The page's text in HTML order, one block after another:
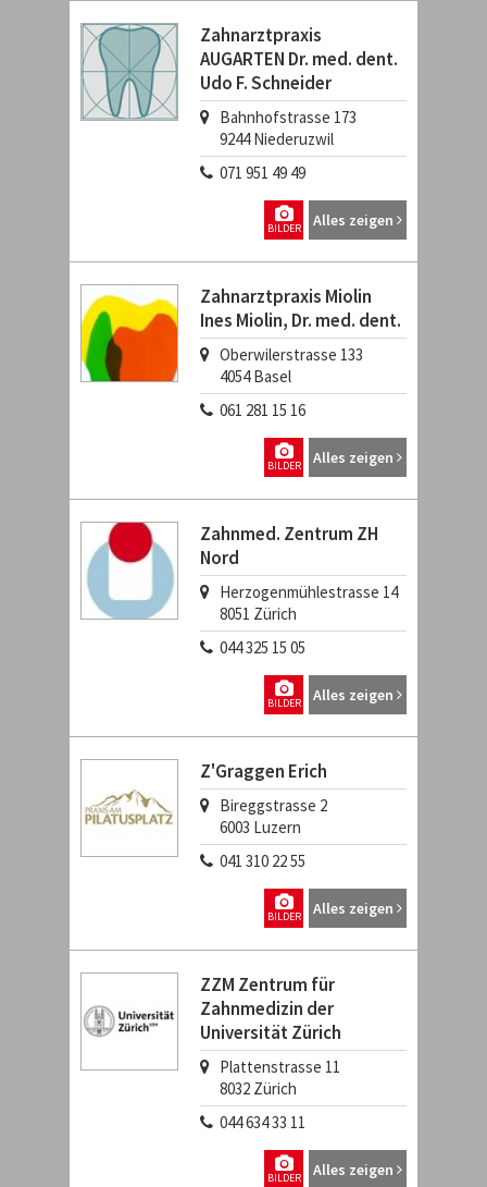
Zahnarztpraxis
AUGARTEN Dr. med. dent.
Udo F. Schneider
Bahnhofstrasse 173
9244 Niederuzwil
071 951 49 49
Alles zeigen
BILDER
Zahnarztpraxis Miolin
Ines Miolin, Dr. med. dent.
Oberwilerstrasse 133
4054 Basel
061 281 15 16
Alles zeigen
BILDER
Zahnmed. Zentrum ZH
Nord
Herzogenmühlestrasse 14
8051 Zürich
044 325 15 05
Alles zeigen
BILDER
Z'Graggen Erich
Bireggstrasse 2
6003 Luzern
041 310 22 55
Alles zeigen
BILDER
ZZM Zentrum für
Zahnmedizin der
Universität Zürich
Plattenstrasse 11
8032 Zürich
044 634 33 11
Alles zeigen
BILDER